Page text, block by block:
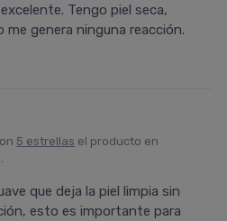
Tengo piel seca,
genera ninguna reacción.
5 estrellas el producto en
.
que deja la piel limpia sin
esto es importante para